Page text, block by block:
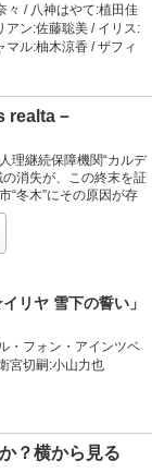
々 / 八神はやて:植田佳
アン:佐藤聡美 / イリス:
マル:柚木涼香 / ザフィ
ス:釘宮理恵 / 月村す
ェ:植田佳奈 / シュテ
地に残った家族、フロ
夫婦と、2人の娘・ア
フローリアンが病に
い異世界」に、父の
アミティエだった
スとともに、遥か遠い
東地区の小さな島
なのは」「フェイト・
界と二つの惑星の命
督:橋立佳奈、新垣一
realta－
理継続保障機関“カルデ
消失が、この終末を証
“冬木”にその原因が存
子転移により、原因の
は、２人の少年少女。
人類史との孤独な戦い
リヤ 雪下の誓い」
・フォン・アインツベ
宮切嗣:小山力也
世界は滅びに向かっ
突きつけられた問い
ガママ〟だった。戦
？横から見る